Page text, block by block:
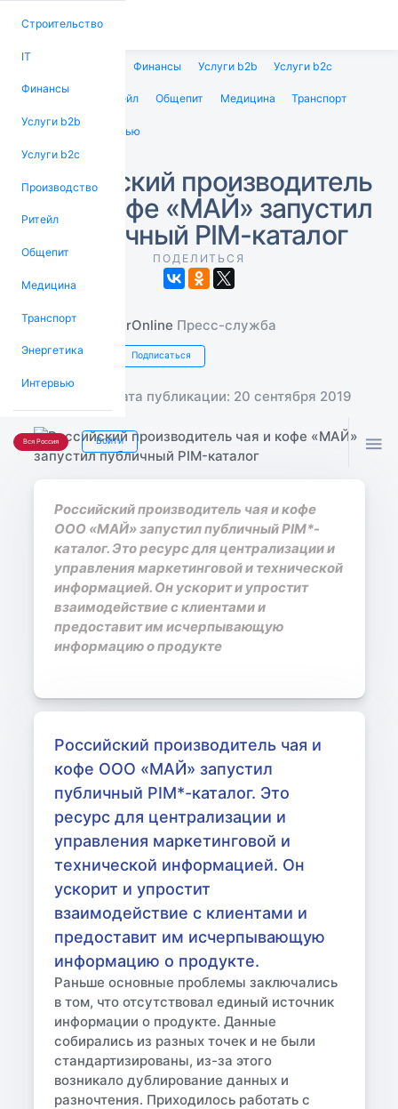
Строительство
IT
Финансы
Услуги b2b
Услуги b2c
Производство
Ритейл
Общепит
Медицина
Транспорт
Энергетика
Интервью
Вся Россия Войти 
Финансы Услуги b2b Услуги b2c
Ритейл Общепит Медицина Транспорт
Энергетика Интервью
Российский производитель
чая и кофе «МАЙ» запустил
публичный PIM-каталог
ПОДЕЛИТЬСЯ
PrOnline Пресс-служба
Подписаться
Дата публикации: 20 сентября 2019
Российский производитель чая и кофе
ООО «МАЙ» запустил публичный PIM*-
каталог. Это ресурс для централизации и
управления маркетинговой и технической
информацией. Он ускорит и упростит
взаимодействие с клиентами и
предоставит им исчерпывающую
информацию о продукте
Российский производитель чая и
кофе ООО «МАЙ» запустил
публичный PIM*-каталог. Это
ресурс для централизации и
управления маркетинговой и
технической информацией. Он
ускорит и упростит
взаимодействие с клиентами и
предоставит им исчерпывающую
информацию о продукте.
Раньше основные проблемы заключались
в том, что отсутствовал единый источник
информации о продукте. Данные
собирались из разных точек и не были
стандартизированы, из-за этого
возникало дублирование данных и
разночтения. Приходилось работать с